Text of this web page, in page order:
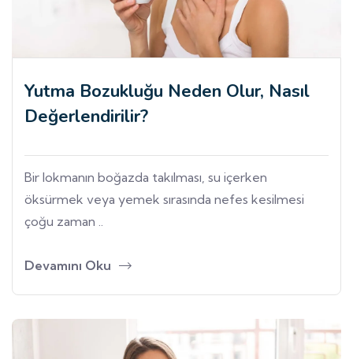
Yutma Bozukluğu Neden Olur, Nasıl
Değerlendirilir?
Bir lokmanın boğazda takılması, su içerken
öksürmek veya yemek sırasında nefes kesilmesi
çoğu zaman ..
Devamını Oku